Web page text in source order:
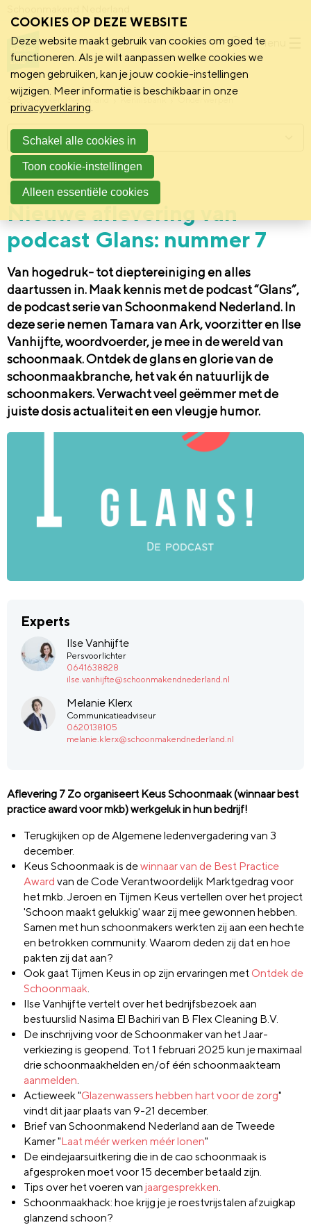
Menu
Schoonmakend Nederland
Nieuws 17 december 2024
Nieuwe aflevering van
podcast Glans: nummer 7
Van hogedruk- tot dieptereiniging en alles
daartussen in. Maak kennis met de podcast “Glans”,
de podcast serie van Schoonmakend Nederland. In
deze serie nemen Tamara van Ark, voorzitter en Ilse
Vanhijfte, woordvoerder, je mee in de wereld van
schoonmaak. Ontdek de glans en glorie van de
schoonmaakbranche, het vak én natuurlijk de
schoonmakers. Verwacht veel geëmmer met de
juiste dosis actualiteit en een vleugje humor.
Experts
Ilse Vanhijfte
Persvoorlichter
0641638828
ilse.vanhijfte@schoonmakendnederland.nl
Melanie Klerx
Communicatieadviseur
0620138105
melanie.klerx@schoonmakendnederland.nl
Aflevering 7 Zo organiseert Keus Schoonmaak (winnaar best
practice award voor mkb) werkgeluk in hun bedrijf!
Terugkijken op de Algemene ledenvergadering van 3
december.
Keus Schoonmaak is dewinnaar van de Best Practice
Award van de Code Verantwoordelijk Marktgedrag voor
het mkb. Jeroen en Tijmen Keus vertellen over het project
'Schoon maakt gelukkig' waar zij mee gewonnen hebben.
Samen met hun schoonmakers werkten zij aan een hechte
en betrokken community. Waarom deden zij dat en hoe
pakten zij dat aan?
Ook gaat Tijmen Keus in op zijn ervaringen met Ontdek de
Schoonmaak.
Ilse Vanhijfte vertelt over het bedrijfsbezoek aan
bestuurslid Nasima El Bachiri van B Flex Cleaning B.V.
De inschrijving voor de Schoonmaker van het Jaar-
verkiezing is geopend. Tot 1 februari 2025 kun je maximaal
drie schoonmaakhelden en/of één schoonmaakteam
aanmelden.
Actieweek "Glazenwassers hebben hart voor de zorg"
vindt dit jaar plaats van 9-21 december.
Brief van Schoonmakend Nederland aan de Tweede
Kamer "Laat méér werken méér lonen"
De eindejaarsuitkering die in de cao schoonmaak is
afgesproken moet voor 15 december betaald zijn.
Tips over het voeren van jaargesprekken.
Schoonmaakhack: hoe krijg je je roestvrijstalen afzuigkap
glanzend schoon?
Menu
COOKIES OP DEZE WEBSITE
Deze website maakt gebruik van cookies om goed te
functioneren. Als je wilt aanpassen welke cookies we
mogen gebruiken, kan je jouw cookie-instellingen
wijzigen. Meer informatie is beschikbaar in onze
privacyverklaring.
Schakel alle cookies in
Toon cookie-instellingen
Alleen essentiële cookies